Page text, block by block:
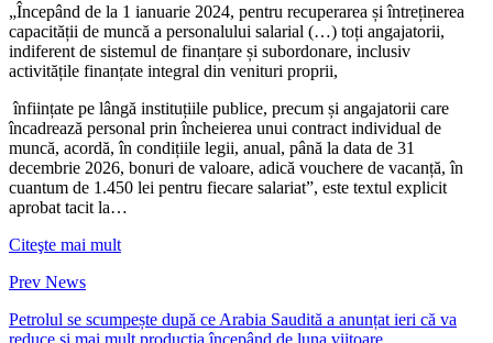
„Începând de la 1 ianuarie 2024, pentru recuperarea și întreținerea
capacității de muncă a personalului salarial (…) toți angajatorii,
indiferent de sistemul de finanțare și subordonare, inclusiv
activitățile finanțate integral din venituri proprii,
înființate pe lângă instituțiile publice, precum și angajatorii care
încadrează personal prin încheierea unui contract individual de
muncă, acordă, în condițiile legii, anual, până la data de 31
decembrie 2026, bonuri de valoare, adică vouchere de vacanță, în
cuantum de 1.450 lei pentru fiecare salariat”, este textul explicit
aprobat tacit la…
Citeşte mai mult
Prev News
Petrolul se scumpește după ce Arabia Saudită a anunțat ieri că va
reduce și mai mult producția începând de luna viitoare